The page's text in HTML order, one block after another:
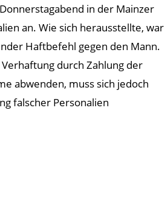
in der Mainzer
an. Wie sich herausstellte, war
Haftbefehl gegen den Mann.
durch Zahlung der
abwenden, muss sich jedoch
falscher Personalien